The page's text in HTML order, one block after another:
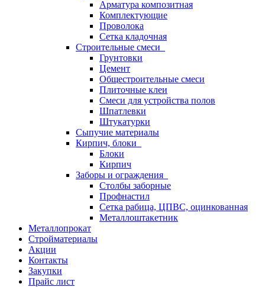
Арматура композитная
Комплектующие
Проволока
Сетка кладочная
Строительные смеси
Грунтовки
Цемент
Общестроительные смеси
Плиточные клеи
Смеси для устройства полов
Шпатлевки
Штукатурки
Сыпучие материалы
Кирпич, блоки
Блоки
Кирпич
Заборы и ограждения
Столбы заборные
Профнастил
Сетка рабица, ЦПВС, оцинкованная
Металлоштакетник
Металлопрокат
Стройматериалы
Акции
Контакты
Закупки
Прайс лист